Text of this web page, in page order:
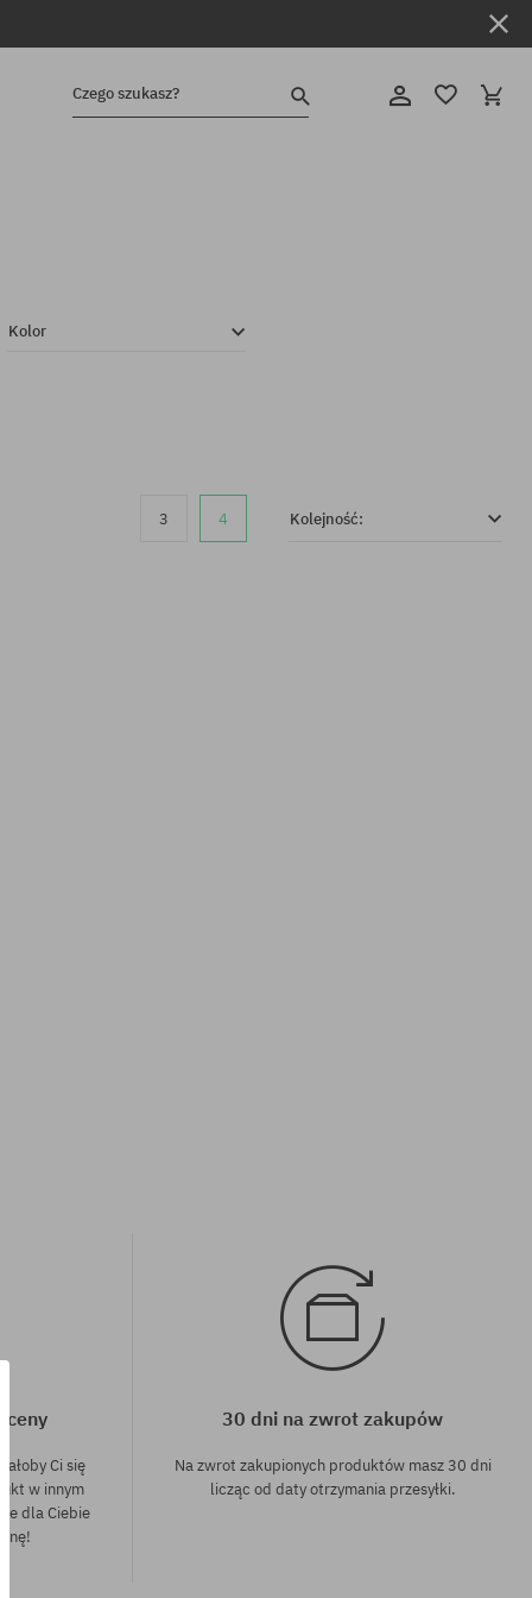
Czego szukasz?
Kolor
3 4 Kolejność:
ceny
Ci się
w innym
dla Ciebie
30 dni na zwrot zakupów
Na zwrot zakupionych produktów masz 30 dni
licząc od daty otrzymania przesyłki.